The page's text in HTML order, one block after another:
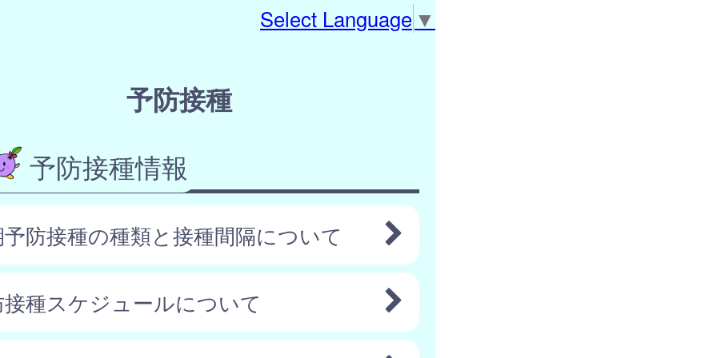
Select Language ▼
予防接種
予防接種情報
防接種の種類と接種間隔について
種スケジュールについて